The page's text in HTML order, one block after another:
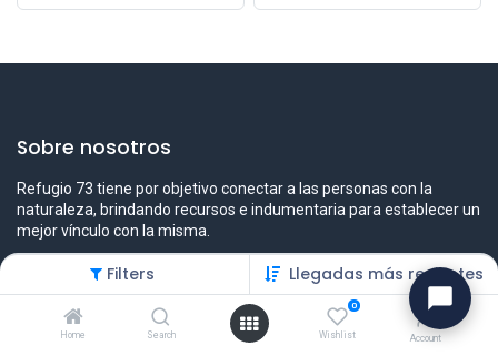
Filters Llegadas más recientes
Home Search
0
Wishlist Account
Sobre nosotros
Refugio 73 tiene por objetivo conectar a las personas con la
naturaleza, brindando recursos e indumentaria para establecer un
mejor vínculo con la misma.
Contáctenos